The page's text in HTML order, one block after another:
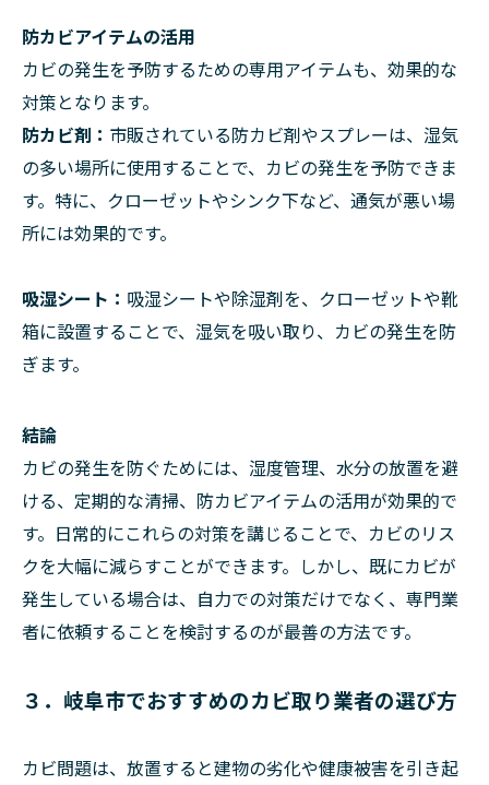
防カビアイテムの活用
カビの発生を予防するための専用アイテムも、効果的な
対策となります。
防カビ剤： 市販されている防カビ剤やスプレーは、湿気
の多い場所に使用することで、カビの発生を予防できま
す。特に、クローゼットやシンク下など、通気が悪い場
所には効果的です。
吸湿シート： 吸湿シートや除湿剤を、クローゼットや靴
箱に設置することで、湿気を吸い取り、カビの発生を防
ぎます。
結論
カビの発生を防ぐためには、湿度管理、水分の放置を避
ける、定期的な清掃、防カビアイテムの活用が効果的で
す。日常的にこれらの対策を講じることで、カビのリス
クを大幅に減らすことができます。しかし、既にカビが
発生している場合は、自力での対策だけでなく、専門業
者に依頼することを検討するのが最善の方法です。
３．岐阜市でおすすめのカビ取り業者の選び方
カビ問題は、放置すると建物の劣化や健康被害を引き起